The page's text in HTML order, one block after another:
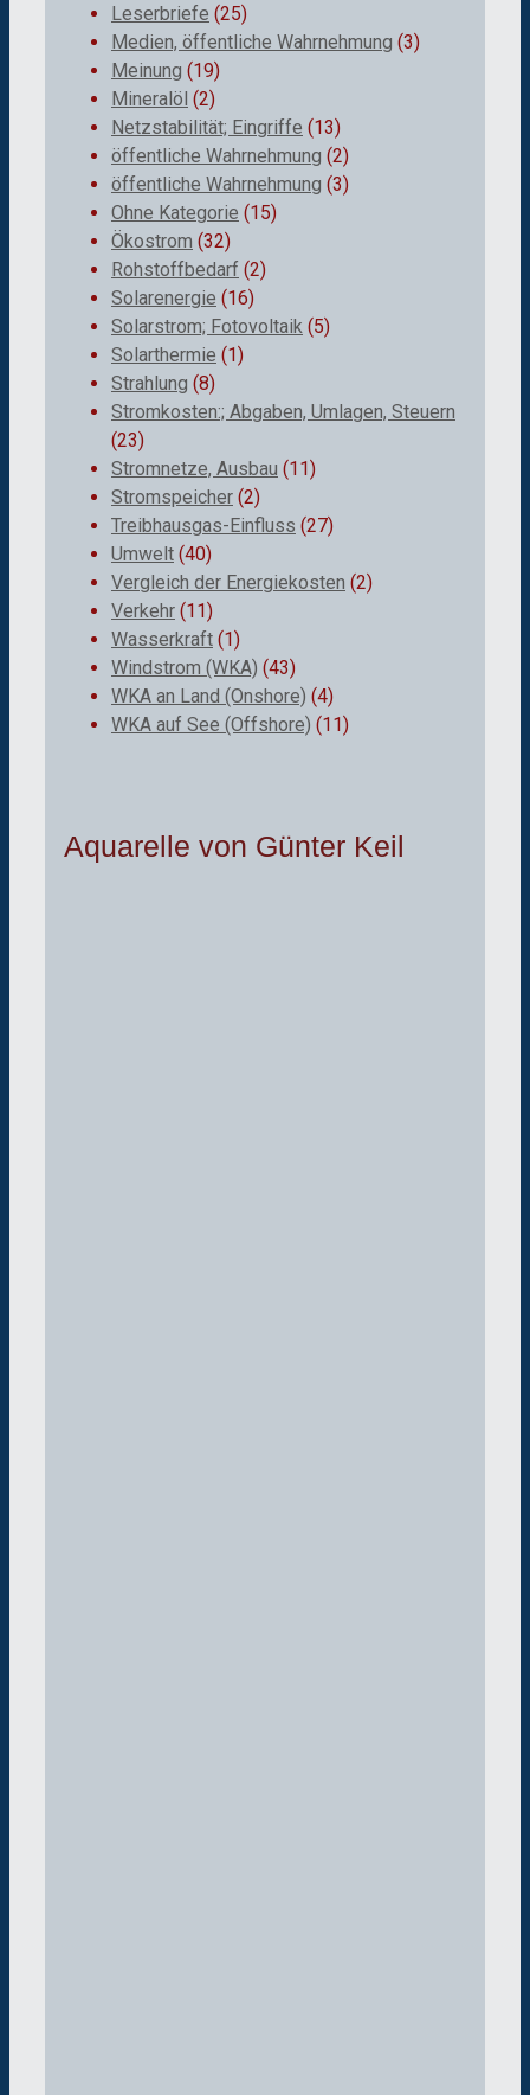
Leserbriefe (25)
Medien, öffentliche Wahrnehmung (3)
Meinung (19)
Mineralöl (2)
Netzstabilität; Eingriffe (13)
öffentliche Wahrnehmung (2)
öffentliche Wahrnehmung (3)
Ohne Kategorie (15)
Ökostrom (32)
Rohstoffbedarf (2)
Solarenergie (16)
Solarstrom; Fotovoltaik (5)
Solarthermie (1)
Strahlung (8)
Stromkosten:; Abgaben, Umlagen, Steuern
(23)
Stromnetze, Ausbau (11)
Stromspeicher (2)
Treibhausgas-Einfluss (27)
Umwelt (40)
Vergleich der Energiekosten (2)
Verkehr (11)
Wasserkraft (1)
Windstrom (WKA) (43)
WKA an Land (Onshore) (4)
WKA auf See (Offshore) (11)
Aquarelle von Günter Keil